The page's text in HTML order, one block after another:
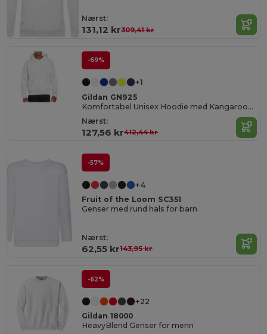
Nærst:
131,12 kr309,41 kr
-69%
+1
Gildan GN925
Komfortabel Unisex Hoodie med Kangaroomomme
Nærst:
127,56 kr412,44 kr
-57%
+4
Fruit of the Loom SC351
Genser med rund hals for barn
Nærst:
62,55 kr143,95 kr
-62%
+22
Gildan 18000
HeavyBlend Genser for menn